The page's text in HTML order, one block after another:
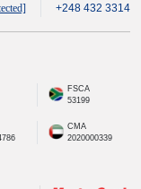
+248 432 3314
FSCA
53199
CMA
2020000339